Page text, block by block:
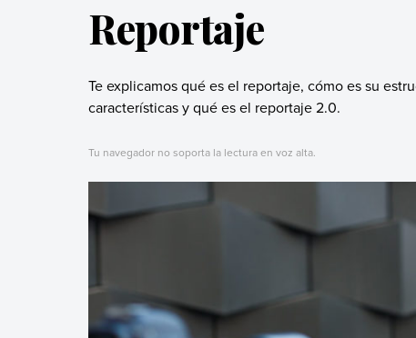
Reportaje
Te explicamos qué es el reportaje, cómo es su
características y qué es el reportaje 2.0.
Tu navegador no soporta la lectura en voz alta.